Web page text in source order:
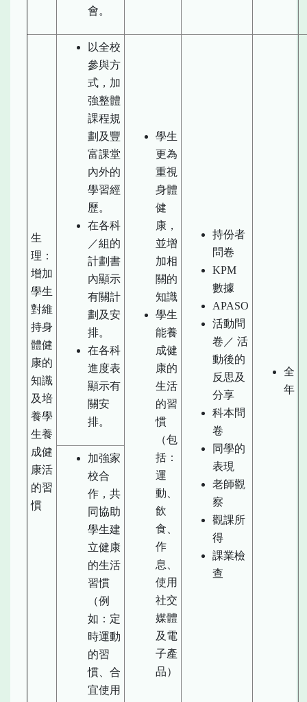
會。
生
理：
增加
學生
對維
持身
體健
康的
知識
及培
養學
生養
成健
康活
的習
慣
以全校
參與方
式，加
強整體
課程規
劃及豐
富課堂
內外的
學習經
歷。
在各科
／組的
計劃書
內顯示
有關計
劃及安
排。
在各科
進度表
顯示有
關安
排。
學生
更為
重視
身體
健
康，
並增
加相
關的
知識
學生
能養
成健
康的
生活
的習
慣
（包
括：
運
動、
飲
食、
作
息、
使用
社交
媒體
及電
子產
品）
持份者
問卷
KPM
數據
APASO
活動問
卷／ 活
動後的
反思及
分享
科本問
卷
同學的
表現
老師觀
察
觀課所
得
課業檢
查
全
年
加強家
校合
作，共
同協助
學生建
立健康
的生活
習慣
（例
如：定
時運動
的習
慣、合
宜使用